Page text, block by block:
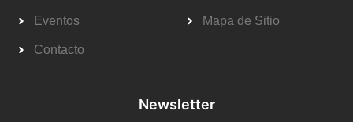
Eventos
Contacto
Mapa de Sitio
Newsletter